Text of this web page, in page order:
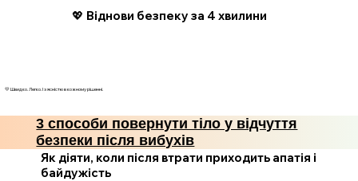
💖 Віднови безпеку за 4 хвилини
💛 Швидко. Легко. І з ясністю в кожному рішенні.
3 способи повернути тіло у відчуття
безпеки після вибухів
Як діяти, коли після втрати приходить апатія і
байдужість